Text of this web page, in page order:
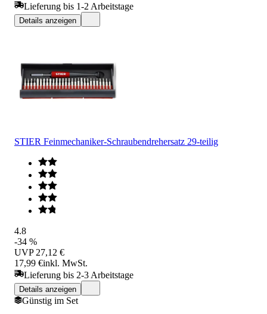
Lieferung bis 1-2 Arbeitstage
Details anzeigen
STIER Feinmechaniker-Schraubendrehersatz 29-teilig
4.8
-34 %
UVP 27,12 €
17,99 €inkl. MwSt.
Lieferung bis 2-3 Arbeitstage
Details anzeigen
Günstig im Set